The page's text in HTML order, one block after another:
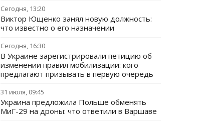
Сегодня, 13:20
Виктор Ющенко занял новую должность:
что известно о его назначении
Сегодня, 16:30
В Украине зарегистрировали петицию об
изменении правил мобилизации: кого
предлагают призывать в первую очередь
31 июля, 09:45
Украина предложила Польше обменять
МиГ-29 на дроны: что ответили в Варшаве